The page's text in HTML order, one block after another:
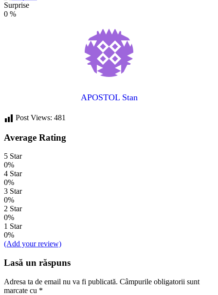
Surprise
0 %
APOSTOL Stan
Post Views: 481
Average Rating
5 Star
0%
4 Star
0%
3 Star
0%
2 Star
0%
1 Star
0%
(Add your review)
Lasă un răspuns
Adresa ta de email nu va fi publicată. Câmpurile obligatorii sunt
marcate cu *